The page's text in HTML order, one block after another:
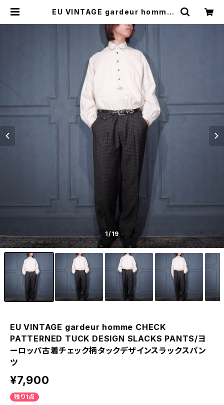
EU VINTAGE gardeur homme
SIGN SLACKS PANTS/ヨーロッ
パ古着チェック柄タックデザインスラ
ックスパンツ | Titti Vintage
1/19
EU VINTAGE gardeur homme CHECK
PATTERNED TUCK DESIGN SLACKS PANTS/ヨ
ーロッパ古着チェック柄タックデザインスラックスパン
ツ
¥7,900
残り1点